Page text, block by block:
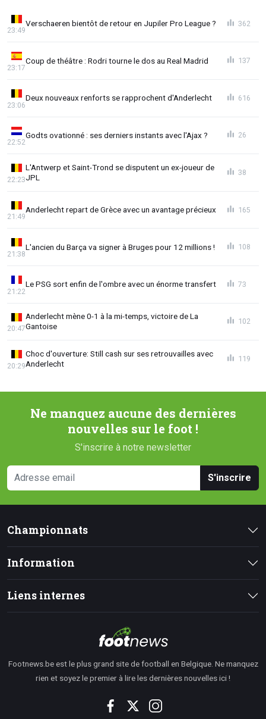
Verschaeren bientôt de retour en Jupiler Pro League ?
23:49
362
Coup de théâtre : Rodri tourne le dos au Real Madrid
23:17
137
Deux nouveaux renforts se rapprochent d'Anderlecht
23:06
616
Godts ovationné : ses derniers instants avec l'Ajax ?
22:52
26
L'Antwerp et Saint-Trond se disputent un ex-joueur de
JPL
22:23
38
Anderlecht repart de Grèce avec un avantage précieux
21:49
165
L'ancien du Barça va signer à Bruges pour 12 millions !
21:38
108
Le PSG sort enfin de l'ombre avec un énorme transfert
21:22
73
Anderlecht mène 0-1 à la mi-temps, victoire de La
Gantoise
20:47
102
Choc d'ouverture: Still cash sur ses retrouvailles avec
Anderlecht
20:29
119
Ne manquez aucune des dernières
nouvelles sur le foot !
S'inscrire à notre newsletter
S'inscrire
Championnats
Information
Liens internes
Footnews.be est le plus grand site de football en Belgique. Ne manquez
rien et soyez le premier à lire les dernières nouvelles ici !